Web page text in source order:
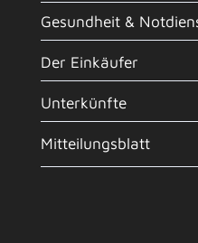
Gesundheit &
Der Einkäufer
Unterkünfte
Mitteilungsblatt